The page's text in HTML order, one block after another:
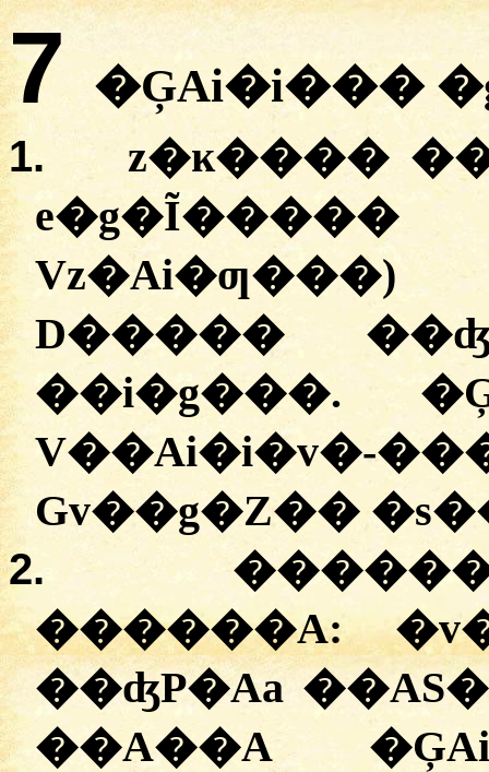
7 �ĢAi�i���
1.
z�ĸ����
Vz�Ai�ƣ���)
D�����
��i�g���.
V��Ai�i�v�-
Gv��g�Z��
2.
������A:�
��ʤP�Aa
��A��A